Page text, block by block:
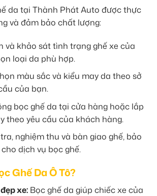
da tại Thành Phát Auto được thực
và đảm bảo chất lượng:
và khảo sát tình trạng ghế xe của
loại da phù hợp.
màu sắc và kiểu may da theo sở
của bạn.
bọc ghế da tại cửa hàng hoặc lắp
theo yêu cầu của khách hàng.
nghiệm thu và bàn giao ghế, bảo
dịch vụ bọc ghế.
Ghế Da Ô Tô?
xe: Bọc ghế da giúp chiếc xe của